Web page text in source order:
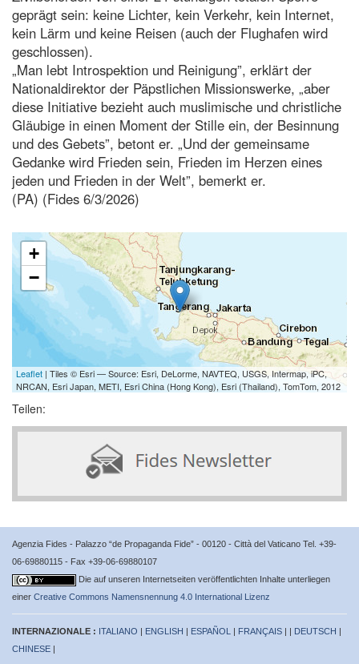
geprägt sein: keine Lichter, kein Verkehr, kein Internet,
kein Lärm und keine Reisen (auch der Flughafen wird
geschlossen).
„Man lebt Introspektion und Reinigung”, erklärt der
Nationaldirektor der Päpstlichen Missionswerke, „aber
diese Initiative bezieht auch muslimische und christliche
Gläubige in einen Moment der Stille ein, der Besinnung
und des Gebets”, betont er. „Und der gemeinsame
Gedanke wird Frieden sein, Frieden im Herzen eines
jeden und Frieden in der Welt”, bemerkt er.
(PA) (Fides 6/3/2026)
+
−
Leaflet | Tiles © Esri — Source: Esri, DeLorme, NAVTEQ, USGS, Intermap, iPC,
NRCAN, Esri Japan, METI, Esri China (Hong Kong), Esri (Thailand), TomTom, 2012
Teilen:
Agenzia Fides - Palazzo “de Propaganda Fide” - 00120 - Città del Vaticano Tel. +39-
06-69880115 - Fax +39-06-69880107
Die auf unseren Internetseiten veröffentlichten Inhalte unterliegen
einer Creative Commons Namensnennung 4.0 International Lizenz
INTERNAZIONALE : ITALIANO | ENGLISH | ESPAÑOL | FRANÇAIS | | DEUTSCH |
CHINESE |